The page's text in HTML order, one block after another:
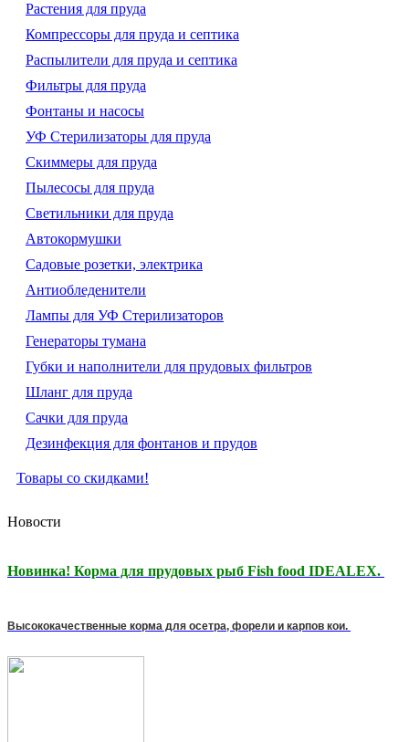
Растения для пруда
Компрессоры для пруда и септика
Распылители для пруда и септика
Фильтры для пруда
Фонтаны и насосы
УФ Стерилизаторы для пруда
Скиммеры для пруда
Пылесосы для пруда
Светильники для пруда
Автокормушки
Садовые розетки, электрика
Антиобледенители
Лампы для УФ Стерилизаторов
Генераторы тумана
Губки и наполнители для прудовых фильтров
Шланг для пруда
Сачки для пруда
Дезинфекция для фонтанов и прудов
Товары со скидками!
Новости
Новинка! Корма для прудовых рыб Fish food IDEALEX.
Высококачественные корма для осетра, форели и карпов кои.